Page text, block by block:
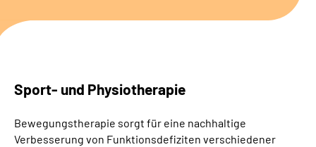
Service
Sozialdienste & Zuweisende
Suche
Sport- und Physiotherapie
Bewegungstherapie sorgt für eine nachhaltige
Verbesserung von Funktionsdefiziten verschiedener